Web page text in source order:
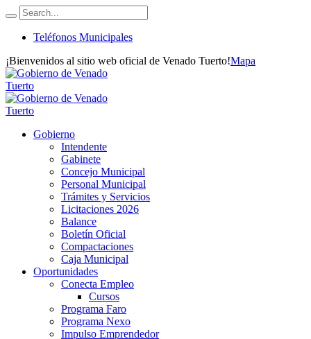
Teléfonos Municipales
¡Bienvenidos al sitio web oficial de Venado Tuerto!Mapa
Gobierno
Intendente
Gabinete
Concejo Municipal
Personal Municipal
Trámites y Servicios
Licitaciones 2026
Balance
Boletín Oficial
Compactaciones
Caja Municipal
Oportunidades
Conecta Empleo
Cursos
Programa Faro
Programa Nexo
Impulso Emprendedor